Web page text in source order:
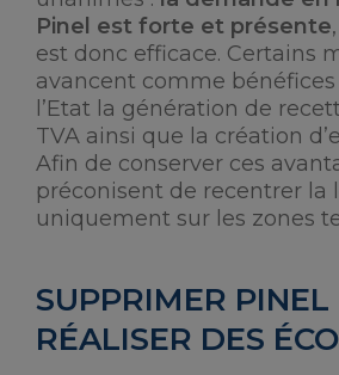
Pinel est forte et présente
est donc efficace. Certains
avancent comme
l’Etat la génération de
TVA ainsi que la création
Afin de conserver ces
préconisent de recentrer la
uniquement sur les zones
SUPPRIMER PINEL
RÉALISER DES